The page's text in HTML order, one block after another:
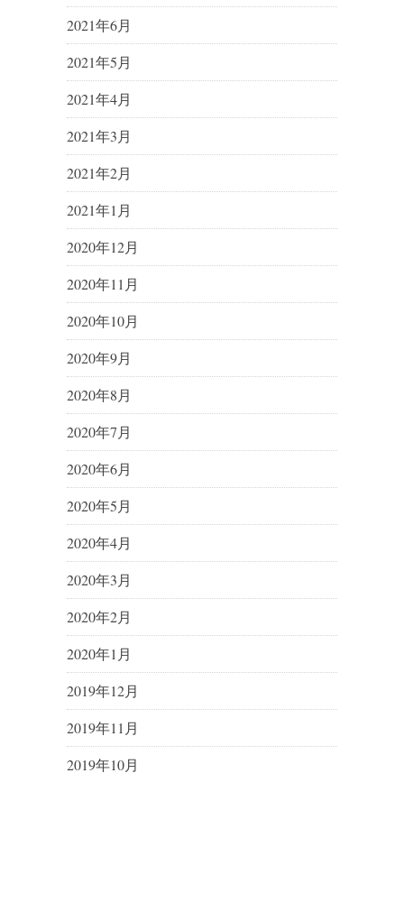
2021年6月
2021年5月
2021年4月
2021年3月
2021年2月
2021年1月
2020年12月
2020年11月
2020年10月
2020年9月
2020年8月
2020年7月
2020年6月
2020年5月
2020年4月
2020年3月
2020年2月
2020年1月
2019年12月
2019年11月
2019年10月